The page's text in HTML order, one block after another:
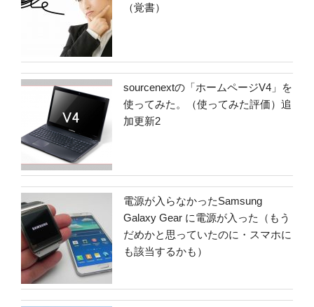
（覚書）
sourcenextの「ホームページV4」を
使ってみた。（使ってみた評価）追
加更新2
電源が入らなかったSamsung
Galaxy Gear に電源が入った（もう
だめかと思っていたのに・スマホに
も該当するかも）